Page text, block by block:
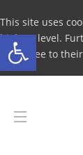
Open toolbar
This site uses
highest level.
you agree to